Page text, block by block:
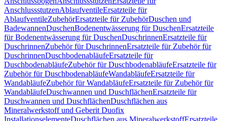
AnschlussstutzenAblaufventileErsatzteile für
AblaufventileZubehörErsatzteile für ZubehörDuschen und
BadewannenDuschenBodenentwässerung für DuschenErsatzteile
für Bodenentwässerung für DuschenDuschrinnenErsatzteile für
DuschrinnenZubehör für DuschrinnenErsatzteile für Zubehör für
DuschrinnenDuschbodenabläufeErsatzteile für
DuschbodenabläufeZubehör für DuschbodenabläufeErsatzteile für
Zubehör für DuschbodenabläufeWandabläufeErsatzteile für
WandabläufeZubehör für WandabläufeErsatzteile für Zubehör für
WandabläufeDuschwannen und DuschflächenErsatzteile für
Duschwannen und DuschflächenDuschflächen aus
Mineralwerkstoff und Geberit Duofix
InstallationselementeDuschflächen aus MineralwerkstoffErsatzteile